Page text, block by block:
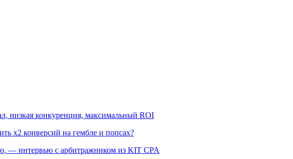
низкая конкуренция, максимальный ROI
х2 конверсий на гембле и попсах?
— интервью с арбитражником из KIT CPA